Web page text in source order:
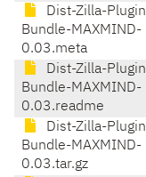
Dist-Zilla-Plugin
Bundle-MAXMIND-
0.03.meta
Dist-Zilla-Plugin
Bundle-MAXMIND-
0.03.readme
Dist-Zilla-Plugin
Bundle-MAXMIND-
0.03.tar.gz